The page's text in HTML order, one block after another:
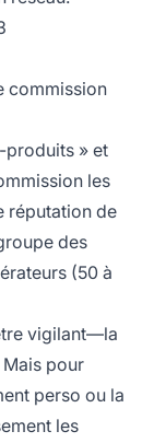
commission
produits » et
les
réputation de
des
(50 à
vigilant—la
pour
perso ou la
les